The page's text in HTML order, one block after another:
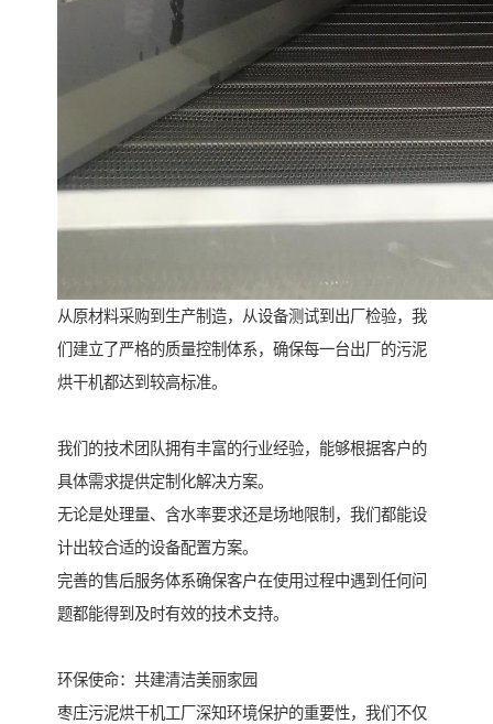
从原材料采购到生产制造，从设备测试到出厂检验，我
们建立了严格的质量控制体系，确保每一台出厂的污泥
烘干机都达到较高标准。
我们的技术团队拥有丰富的行业经验，能够根据客户的
具体需求提供定制化解决方案。
无论是处理量、含水率要求还是场地限制，我们都能设
计出较合适的设备配置方案。
完善的售后服务体系确保客户在使用过程中遇到任何问
题都能得到及时有效的技术支持。
环保使命：共建清洁美丽家园
枣庄污泥烘干机工厂深知环境保护的重要性，我们不仅